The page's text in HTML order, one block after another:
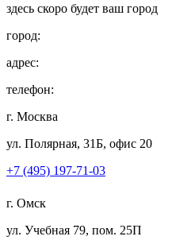
здесь скоро будет ваш город
город:
адрес:
телефон:
г. Москва
ул. Полярная, 31Б, офис 20
+7 (495) 197-71-03
г. Омск
ул. Учебная 79, пом. 25П